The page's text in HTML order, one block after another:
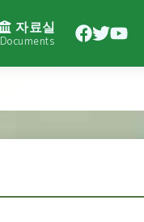
자료실
Documents